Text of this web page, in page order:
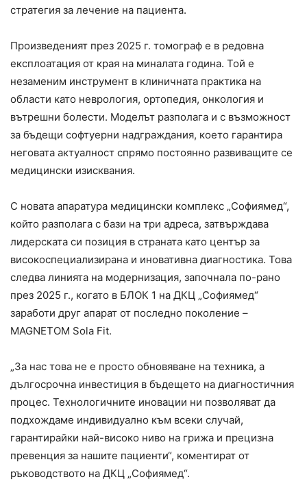
стратегия за лечение на пациента.
Произведеният през 2025 г. томограф е в редовна
експлоатация от края на миналата година. Той е
незаменим инструмент в клиничната практика на
области като неврология, ортопедия, онкология и
вътрешни болести. Моделът разполага и с възможност
за бъдещи софтуерни надграждания, което гарантира
неговата актуалност спрямо постоянно развиващите се
медицински изисквания.
С новата апаратура медицински комплекс „Софиямед“,
който разполага с бази на три адреса, затвърждава
лидерската си позиция в страната като център за
високоспециализирана и иновативна диагностика. Това
следва линията на модернизация, започнала по-рано
през 2025 г., когато в БЛОК 1 на ДКЦ „Софиямед“
заработи друг апарат от последно поколение –
MAGNETOM Sola Fit.
„За нас това не е просто обновяване на техника, а
дългосрочна инвестиция в бъдещето на диагностичния
процес. Технологичните иновации ни позволяват да
подхождаме индивидуално към всеки случай,
гарантирайки най-високо ниво на грижа и прецизна
превенция за нашите пациенти“, коментират от
ръководството на ДКЦ „Софиямед“.